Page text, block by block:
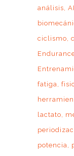
análisis
ciclismo
fatiga
lactato
potencia